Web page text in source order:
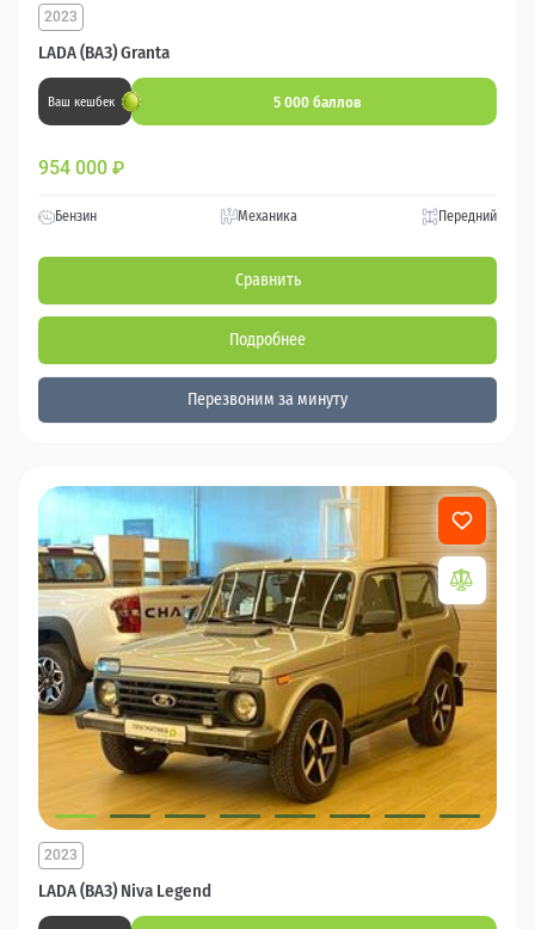
LADA (ВАЗ) Granta
2023
Ваш кешбек 5 000 баллов
954 000 ₽
Бензин Механика Передний
Сравнить
Подробнее
Перезвоним за минуту
LADA (ВАЗ) Niva Legend
2023